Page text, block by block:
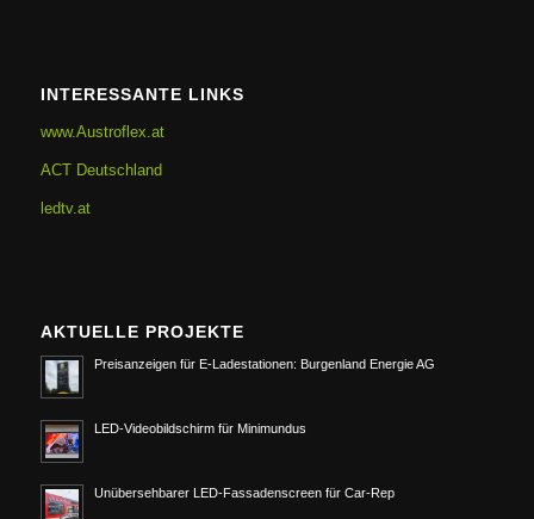
INTERESSANTE LINKS
www.Austroflex.at
ACT Deutschland
ledtv.at
AKTUELLE PROJEKTE
Preisanzeigen für E-Ladestationen: Burgenland Energie AG
LED-Videobildschirm für Minimundus
Unübersehbarer LED-Fassadenscreen für Car-Rep